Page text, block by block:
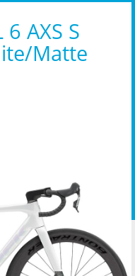
AXS S
Matte